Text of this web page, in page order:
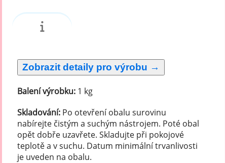
Balení výrobku: 1 kg
Skladování: Po otevření obalu surovinu
nabírejte čistým a suchým nástrojem. Poté obal
opět dobře uzavřete. Skladujte při pokojové
teplotě a v suchu. Datum minimální trvanlivosti
je uveden na obalu.